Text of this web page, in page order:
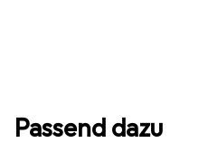
Passend dazu